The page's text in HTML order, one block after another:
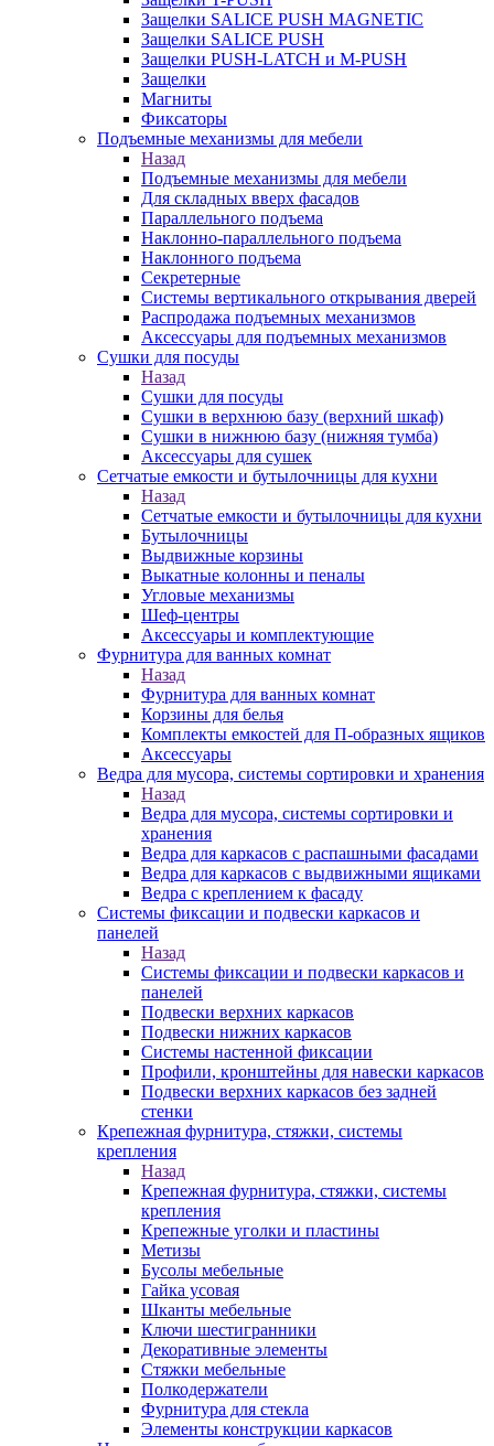
Защелки SALICE PUSH MAGNETIC
Защелки SALICE PUSH
Защелки PUSH-LATCH и M-PUSH
Защелки
Магниты
Фиксаторы
Подъемные механизмы для мебели
Назад
Подъемные механизмы для мебели
Для складных вверх фасадов
Параллельного подъема
Наклонно-параллельного подъема
Наклонного подъема
Секретерные
Системы вертикального открывания дверей
Распродажа подъемных механизмов
Аксессуары для подъемных механизмов
Сушки для посуды
Назад
Сушки для посуды
Сушки в верхнюю базу (верхний шкаф)
Сушки в нижнюю базу (нижняя тумба)
Аксессуары для сушек
Сетчатые емкости и бутылочницы для кухни
Назад
Сетчатые емкости и бутылочницы для кухни
Бутылочницы
Выдвижные корзины
Выкатные колонны и пеналы
Угловые механизмы
Шеф-центры
Аксессуары и комплектующие
Фурнитура для ванных комнат
Назад
Фурнитура для ванных комнат
Корзины для белья
Комплекты емкостей для П-образных ящиков
Аксессуары
Ведра для мусора, системы сортировки и хранения
Назад
Ведра для мусора, системы сортировки и
хранения
Ведра для каркасов с распашными фасадами
Ведра для каркасов с выдвижными ящиками
Ведра с креплением к фасаду
Системы фиксации и подвески каркасов и
панелей
Назад
Системы фиксации и подвески каркасов и
панелей
Подвески верхних каркасов
Подвески нижних каркасов
Системы настенной фиксации
Профили, кронштейны для навески каркасов
Подвески верхних каркасов без задней
стенки
Крепежная фурнитура, стяжки, системы
крепления
Назад
Крепежная фурнитура, стяжки, системы
крепления
Крепежные уголки и пластины
Метизы
Бусолы мебельные
Гайка усовая
Шканты мебельные
Ключи шестигранники
Декоративные элементы
Стяжки мебельные
Полкодержатели
Фурнитура для стекла
Элементы конструкции каркасов